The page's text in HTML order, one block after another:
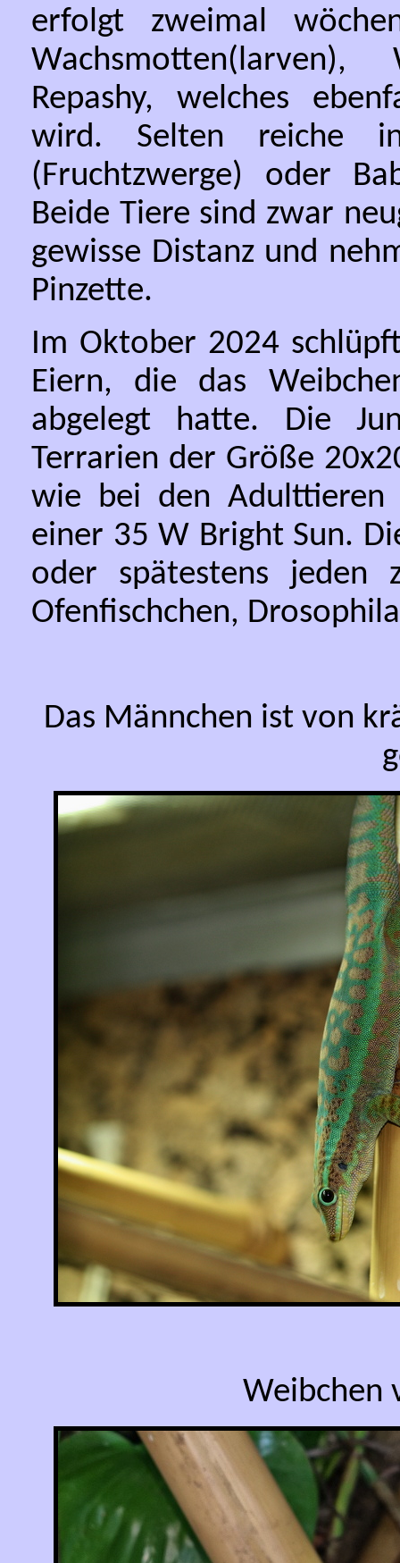
erfolgt zweimal
Repashy, welches
wird. Selten reiche
(Fruchtzwerge) oder
Beide Tiere sind zwar
gewisse Distanz und
Pinzette.
Im Oktober 2024
Eiern, die das
abgelegt hatte. Die
Terrarien der Größe
wie bei den
einer 35 W Bright Sun.
oder spätestens jeden
Ofenfischchen,
Das Männchen ist von
Weibchen